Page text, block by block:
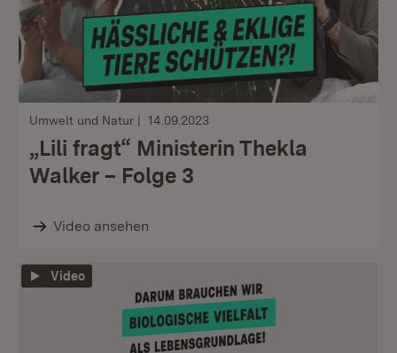
Umwelt und Natur 14.09.2023
„Lili fragt“ Ministerin Thekla
Walker – Folge 3
Video ansehen
Video